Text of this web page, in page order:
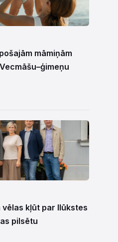
māmiņām
kļūt par Ilūkstes
pilsētu